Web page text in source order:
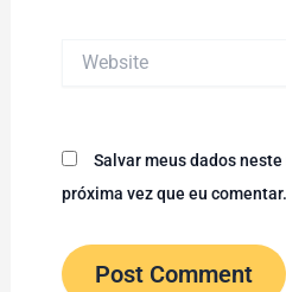
Salvar meus dados
próxima vez que eu comentar.